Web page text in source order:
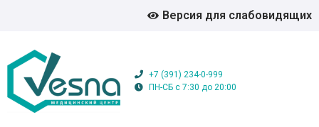
Версия для слабовидящих
+7 (391) 234-0-999
ПН-СБ с 7:30 до 20:00